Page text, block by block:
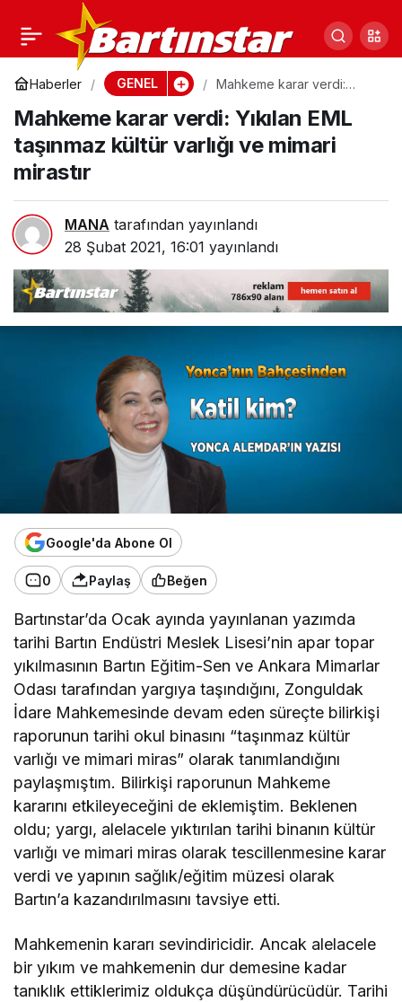
Haberler GENEL
Mahkeme karar verdi:
varlığı ve mimari mirastır
Mahkeme karar verdi: Yıkılan EML
taşınmaz kültür varlığı ve mimari
mirastır
MANA tarafından yayınlandı
28 Şubat 2021, 16:01 yayınlandı
Google'da Abone Ol
0 Paylaş Beğen
Bartınstar’da Ocak ayında yayınlanan yazımda
tarihi Bartın Endüstri Meslek Lisesi’nin apar topar
yıkılmasının Bartın Eğitim-Sen ve Ankara Mimarlar
Odası tarafından yargıya taşındığını, Zonguldak
İdare Mahkemesinde devam eden süreçte bilirkişi
raporunun tarihi okul binasını “taşınmaz kültür
varlığı ve mimari miras” olarak tanımlandığını
paylaşmıştım. Bilirkişi raporunun Mahkeme
kararını etkileyeceğini de eklemiştim. Beklenen
oldu; yargı, alelacele yıktırılan tarihi binanın kültür
varlığı ve mimari miras olarak tescillenmesine karar
verdi ve yapının sağlık/eğitim müzesi olarak
Bartın’a kazandırılmasını tavsiye etti.
Mahkemenin kararı sevindiricidir. Ancak alelacele
bir yıkım ve mahkemenin dur demesine kadar
tanıklık ettiklerimiz oldukça düşündürücüdür. Tarihi
Genel Sekreter
Bartın’dan gitti! Kritik
koltuk sahibini buldu
0 Paylaş